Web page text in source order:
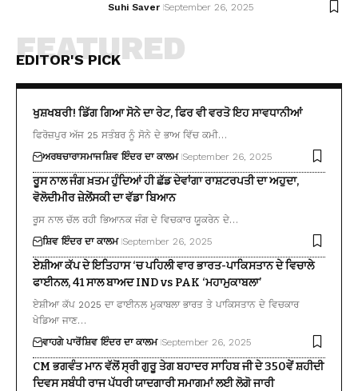
Suhi Saver September 26, 2025
EDITOR'S PICK
FEATURED
ਖੁਸ਼ਖਬਰੀ! ਡਿੱਗ ਗਿਆ ਸੋਨੇ ਦਾ ਰੇਟ, ਫਿਰ ਵੀ ਵਰਤੋ ਇਹ ਸਾਵਧਾਨੀਆਂ
ਫਿਰੋਜ਼ਪੁਰ ਅੱਜ 25 ਸਤੰਬਰ ਨੂੰ ਸੋਨੇ ਦੇ ਭਾਅ ਵਿੱਚ ਕਮੀ…
ਅਰਥਚਾਰਾਸਮਾਜਸ਼ਿਵ ਇੰਦਰ ਦਾ ਕਾਲਮ September 26, 2025
ਰੂਸ ਨਾਲ ਜੰਗ ਖ਼ਤਮ ਹੁੰਦਿਆਂ ਹੀ ਛੱਡ ਦੇਵਾਂਗਾ ਰਾਸ਼ਟਰਪਤੀ ਦਾ ਅਹੁਦਾ,
ਵੋਲੋਦੀਮੀਰ ਜ਼ੇਲੇਂਸਕੀ ਦਾ ਵੱਡਾ ਬਿਆਨ
ਰੂਸ ਨਾਲ ਚੱਲ ਰਹੀ ਭਿਆਨਕ ਜੰਗ ਦੇ ਵਿਚਕਾਰ ਯੂਕਰੇਨ ਦੇ…
ਸ਼ਿਵ ਇੰਦਰ ਦਾ ਕਾਲਮ September 26, 2025
ਏਸ਼ੀਆ ਕੱਪ ਦੇ ਇਤਿਹਾਸ ‘ਚ ਪਹਿਲੀ ਵਾਰ ਭਾਰਤ-ਪਾਕਿਸਤਾਨ ਦੇ ਵਿਚਾਲੇ
ਫਾਈਨਲ, 41 ਸਾਲ ਬਾਅਦ IND vs PAK ‘ਮਹਾਮੁਕਾਬਲਾ’
ਏਸ਼ੀਆ ਕੱਪ 2025 ਦਾ ਫਾਈਨਲ ਮੁਕਾਬਲਾ ਭਾਰਤ ਤੇ ਪਾਕਿਸਤਾਨ ਦੇ ਵਿਚਕਾਰ
ਖੇਡਿਆ ਜਾਣ…
ਵਾਹਗੇ ਪਾਰੋਂਸ਼ਿਵ ਇੰਦਰ ਦਾ ਕਾਲਮ September 26, 2025
CM ਭਗਵੰਤ ਮਾਨ ਵੱਲੋਂ ਸ੍ਰੀ ਗੁਰੂ ਤੇਗ ਬਹਾਦਰ ਸਾਹਿਬ ਜੀ ਦੇ 350ਵੇਂ ਸ਼ਹੀਦੀ
ਦਿਵਸ ਸਬੰਧੀ ਰਾਜ ਪੱਧਰੀ ਯਾਦਗਾਰੀ ਸਮਾਗਮਾਂ ਲਈ ਲੋਗੋ ਜਾਰੀ